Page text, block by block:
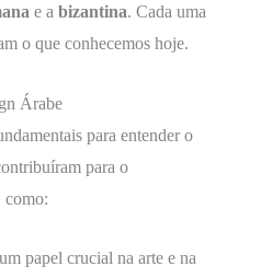
e a bizantina. Cada uma
o que conhecemos hoje.
Árabe
para entender o
para o
como:
papel crucial na arte e na